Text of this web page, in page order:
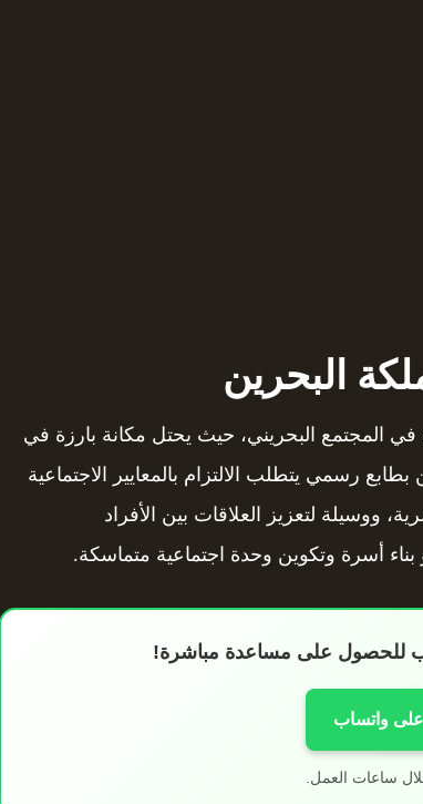
البحرين
في المجتمع البحريني، حيث يحتل مكانة بارزة في
بطابع رسمي يتطلب الالتزام بالمعايير الاجتماعية
ووسيلة لتعزيز العلاقات بين الأفراد
أسرة وتكوين وحدة اجتماعية متماسكة.
للحصول على مساعدة مباشرة!
على واتساب
ساعات العمل.